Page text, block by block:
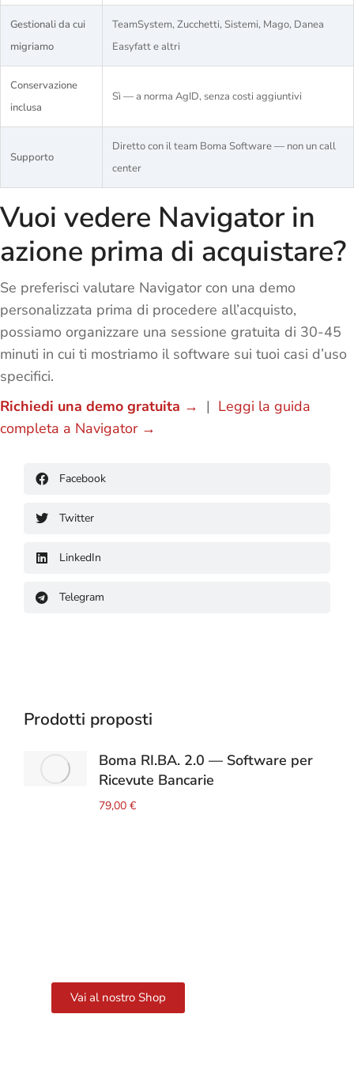
Gestionali da cui
migriamo
TeamSystem, Zucchetti, Sistemi, Mago, Danea
Easyfatt e altri
Conservazione
inclusa
Sì — a norma AgID, senza costi aggiuntivi
Supporto
Diretto con il team Boma Software — non un call
center
Vuoi vedere Navigator in
azione prima di acquistare?
Se preferisci valutare Navigator con una demo
personalizzata prima di procedere all’acquisto,
possiamo organizzare una sessione gratuita di 30-45
minuti in cui ti mostriamo il software sui tuoi casi d’uso
specifici.
Richiedi una demo gratuita → | Leggi la guida
completa a Navigator →
Facebook
Twitter
LinkedIn
Telegram
Prodotti proposti
Boma RI.BA. 2.0 — Software per
Ricevute Bancarie
79,00 €
Vai al nostro Shop